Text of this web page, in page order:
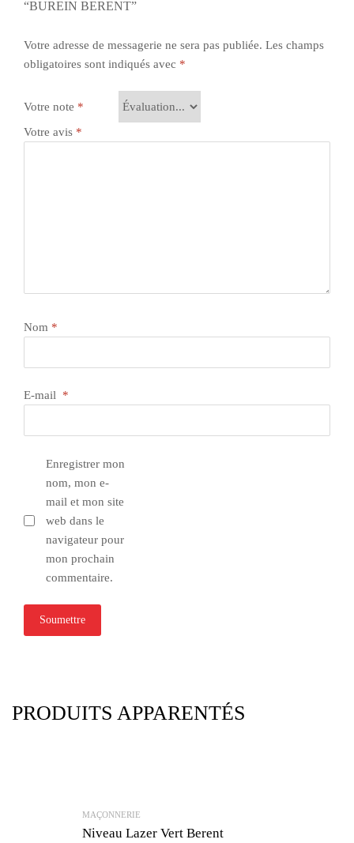
“BUREIN BERENT”
Votre adresse de messagerie ne sera pas publiée. Les champs
obligatoires sont indiqués avec *
Votre note *
Votre avis *
Nom *
E-mail *
Enregistrer mon
nom, mon e-
mail et mon site
web dans le
navigateur pour
mon prochain
commentaire.
PRODUITS APPARENTÉS
MAÇONNERIE
Niveau Lazer Vert Berent